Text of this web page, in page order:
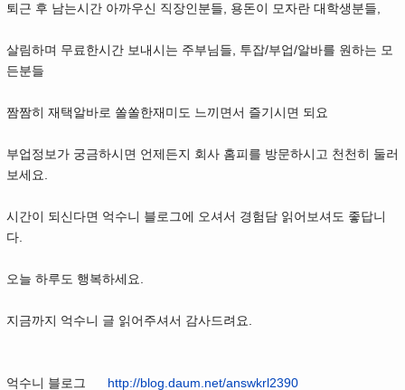
퇴근 후 남는시간 아까우신 직장인분들, 용돈이 모자란 대학생분들,
살림하며 무료한시간 보내시는 주부님들, 투잡/부업/알바를 원하는 모
든분들
짬짬히 재택알바로 쏠쏠한재미도 느끼면서 즐기시면 되요
부업정보가 궁금하시면 언제든지 회사 홈피를 방문하시고 천천히 둘러
보세요.
시간이 되신다면 억수니 블로그에 오셔서 경험담 읽어보셔도 좋답니
다.
오늘 하루도 행복하세요.
지금까지 억수니 글 읽어주셔서 감사드려요.
억수니 블로그 http://blog.daum.net/answkrl2390